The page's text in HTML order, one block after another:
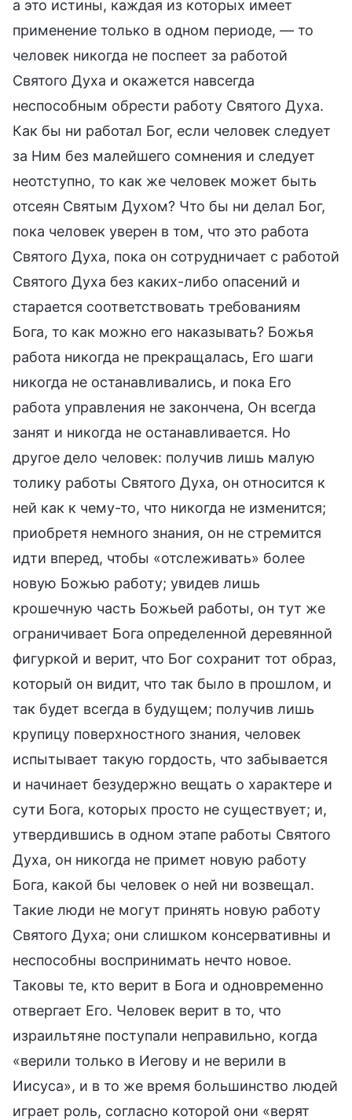
а это истины, каждая из которых имеет
применение только в одном периоде, — то
человек никогда не поспеет за работой
Святого Духа и окажется навсегда
неспособным обрести работу Святого Духа.
Как бы ни работал Бог, если человек следует
за Ним без малейшего сомнения и следует
неотступно, то как же человек может быть
отсеян Святым Духом? Что бы ни делал Бог,
пока человек уверен в том, что это работа
Святого Духа, пока он сотрудничает с работой
Святого Духа без каких-либо опасений и
старается соответствовать требованиям
Бога, то как можно его наказывать? Божья
работа никогда не прекращалась, Его шаги
никогда не останавливались, и пока Его
работа управления не закончена, Он всегда
занят и никогда не останавливается. Но
другое дело человек: получив лишь малую
толику работы Святого Духа, он относится к
ней как к чему-то, что никогда не изменится;
приобретя немного знания, он не стремится
идти вперед, чтобы «отслеживать» более
новую Божью работу; увидев лишь
крошечную часть Божьей работы, он тут же
ограничивает Бога определенной деревянной
фигуркой и верит, что Бог сохранит тот образ,
который он видит, что так было в прошлом, и
так будет всегда в будущем; получив лишь
крупицу поверхностного знания, человек
испытывает такую гордость, что забывается
и начинает безудержно вещать о характере и
сути Бога, которых просто не существует; и,
утвердившись в одном этапе работы Святого
Духа, он никогда не примет новую работу
Бога, какой бы человек о ней ни возвещал.
Такие люди не могут принять новую работу
Святого Духа; они слишком консервативны и
неспособны воспринимать нечто новое.
Таковы те, кто верит в Бога и одновременно
отвергает Его. Человек верит в то, что
израильтяне поступали неправильно, когда
«верили только в Иегову и не верили в
Иисуса», и в то же время большинство людей
играет роль, согласно которой они «верят